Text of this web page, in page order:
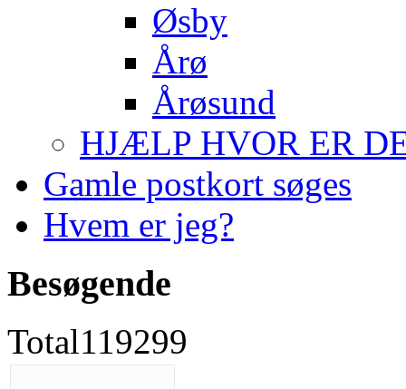
Øsby
Årø
Årøsund
HJÆLP HVOR ER
Gamle postkort søges
Hvem er jeg?
Besøgende
Total119299